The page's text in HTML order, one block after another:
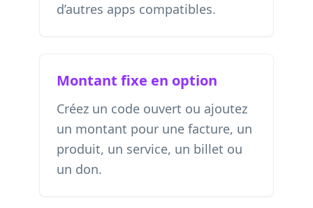
d’autres apps compatibles.
Montant fixe en option
Créez un code ouvert ou ajoutez
un montant pour une facture, un
produit, un service, un billet ou
un don.